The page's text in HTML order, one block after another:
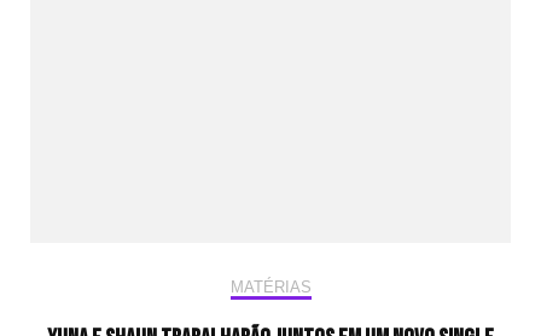
MATÉRIAS